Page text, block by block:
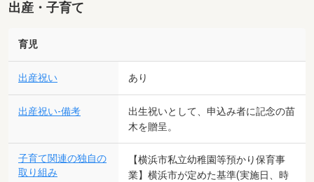
出産・子育て
育児
出産祝い あり
出産祝い-備考
出生祝いとして、申込み者に記念の苗
木を贈呈。
子育て関連の独自の
取り組み
【横浜市私立幼稚園等預かり保育事
業】横浜市が定めた基準(実施日、時